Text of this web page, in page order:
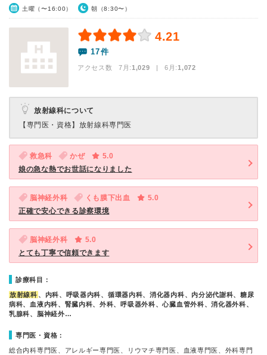
土曜（〜16:00） 朝（8:30〜）
4.21
17件
アクセス数 7月:1,029 | 6月:1,072
放射線科について
【専門医・資格】 放射線科専門医
救急科 かぜ
5.0
娘の急な熱でお世話になりました
脳神経外科 くも膜下出血
5.0
正確で安心できる診察環境
脳神経外科
5.0
とても丁寧で信頼できます
診療科目：
放射線科 、内科、呼吸器内科、循環器内科、消化器内科、内分泌代謝科、糖尿
病科、血液内科、腎臓内科、外科、呼吸器外科、心臓血管外科、消化器外科、
乳腺科、脳神経外…
専門医・資格：
総合内科専門医、アレルギー専門医、リウマチ専門医、血液専門医、外科専門